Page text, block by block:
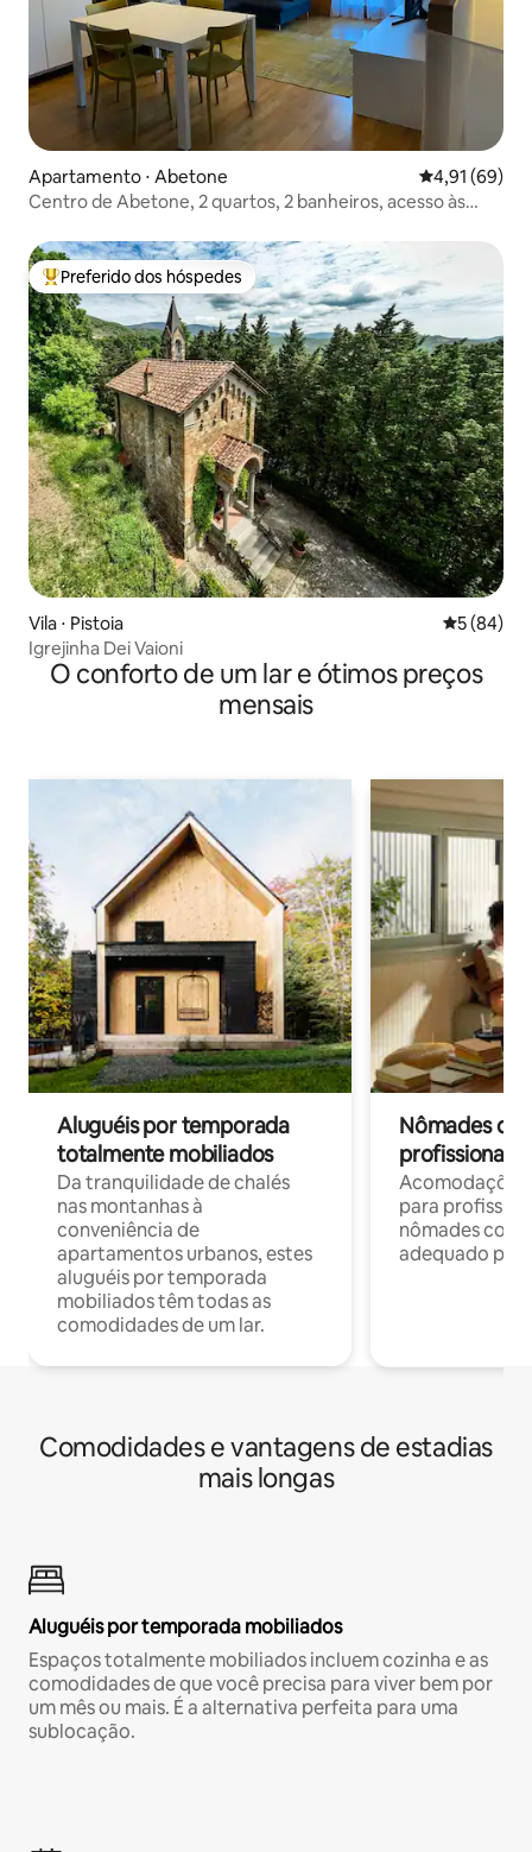
Apartamento ⋅ Abetone 4,91 de uma
4,91 (69)
Centro de Abetone, 2 quartos, 2 banheiros, acesso às
Entre os melhores preferidos dos hóspedes
Preferido dos hóspedes
Vila ⋅ Pistoia 5 de uma
5 (84)
Igrejinha Dei Vaioni
O conforto de um lar e ótimos preços
mensais
Aluguéis por temporada
totalmente mobiliados
Da tranquilidade de chalés
nas montanhas à
conveniência de
apartamentos urbanos, estes
aluguéis por temporada
mobiliados têm todas as
comodidades de um lar.
Nômades
profissionais
para
nômades com
adequado
Comodidades e vantagens de estadias
mais longas
Aluguéis por temporada mobiliados
Espaços totalmente mobiliados incluem cozinha e as
comodidades de que você precisa para viver bem por
um mês ou mais. É a alternativa perfeita para uma
sublocação.